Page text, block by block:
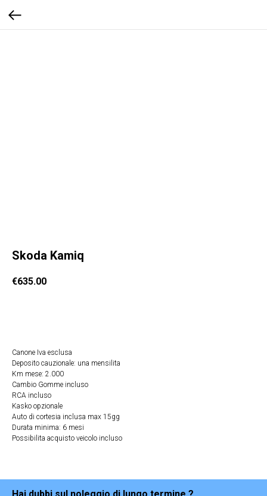
Skoda Kamiq
€635.00
Canone Iva esclusa
Deposito cauzionale: una mensilita
Km mese: 2.000
Cambio Gomme incluso
RCA incluso
Kasko opzionale
Auto di cortesia inclusa max 15gg
Durata minima: 6 mesi
Possibilita acquisto veicolo incluso